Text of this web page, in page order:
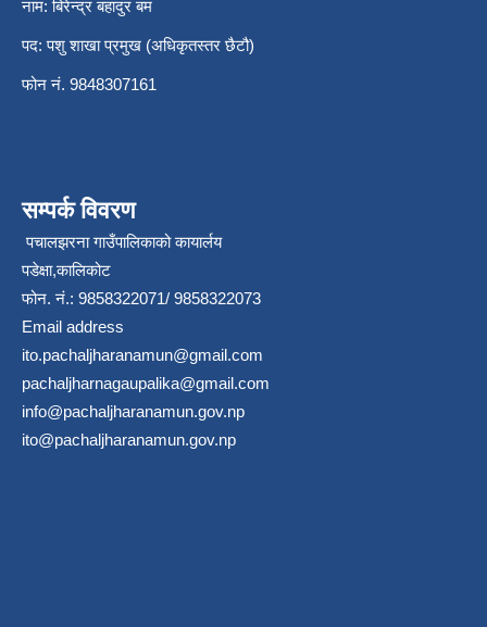
नाम: बिरेन्द्र बहादुर बम
पद: पशु शाखा प्रमुख (अधिकृतस्तर छैटौ)
फोन नं. 9848307161
सम्पर्क विवरण
पचालझरना गाउँपालिकाको कायार्लय
पडेक्षा,कालिकोट
फोन. नं.: 9858322071/ 9858322073
Email address
ito.pachaljharanamun@gmail.com
pachaljharnagaupalika@gmail.com
info@pachaljharanamun.gov.np
ito@pachaljharanamun.gov.np